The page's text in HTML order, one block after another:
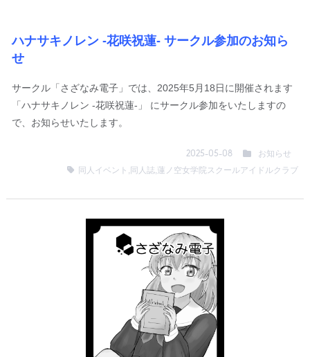
ハナサキノレン -花咲祝蓮- サークル参加のお知ら
せ
サークル「さざなみ電子」では、2025年5月18日に開催されます
「ハナサキノレン -花咲祝蓮-」 にサークル参加をいたしますの
で、お知らせいたします。
2025-05-08
お知らせ
同人イベント , 同人誌,蓮ノ空女学院スクールアイドルクラブ